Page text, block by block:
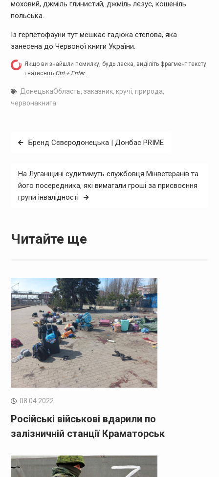
моховий, джміль глинистий, джміль лєзус, кошеніль
польська.
Із герпетофауни тут мешкає гадюка степова, яка
занесена до Червоної книги України.
Якщо ви знайшли помилку, будь ласка, виділіть фрагмент тексту
і натисніть Ctrl + Enter
ДонецькаОбласть, заказник, кручі, природа,
червонакнига
Навігація
Бренд Сєвєродонецька | Донбас PRIME
На Луганщині судитимуть службовця Мінветеранів та
його посередника, які вимагали гроші за присвоєння
групи інвалідності
Читайте ще
08.04.2022
Російські військові вдарили по
залізничній станції Краматорськ